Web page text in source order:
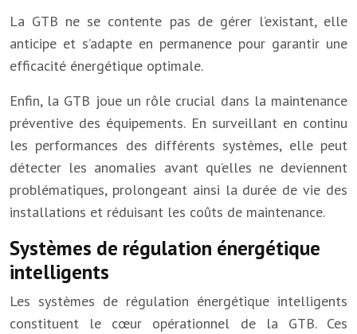
La GTB ne se contente pas de gérer l’existant, elle
anticipe et s’adapte en permanence pour garantir une
efficacité énergétique optimale.
Enfin, la GTB joue un rôle crucial dans la maintenance
préventive des équipements. En surveillant en continu
les performances des différents systèmes, elle peut
détecter les anomalies avant qu’elles ne deviennent
problématiques, prolongeant ainsi la durée de vie des
installations et réduisant les coûts de maintenance.
Systèmes de régulation énergétique
intelligents
Les systèmes de régulation énergétique intelligents
constituent le cœur opérationnel de la GTB. Ces